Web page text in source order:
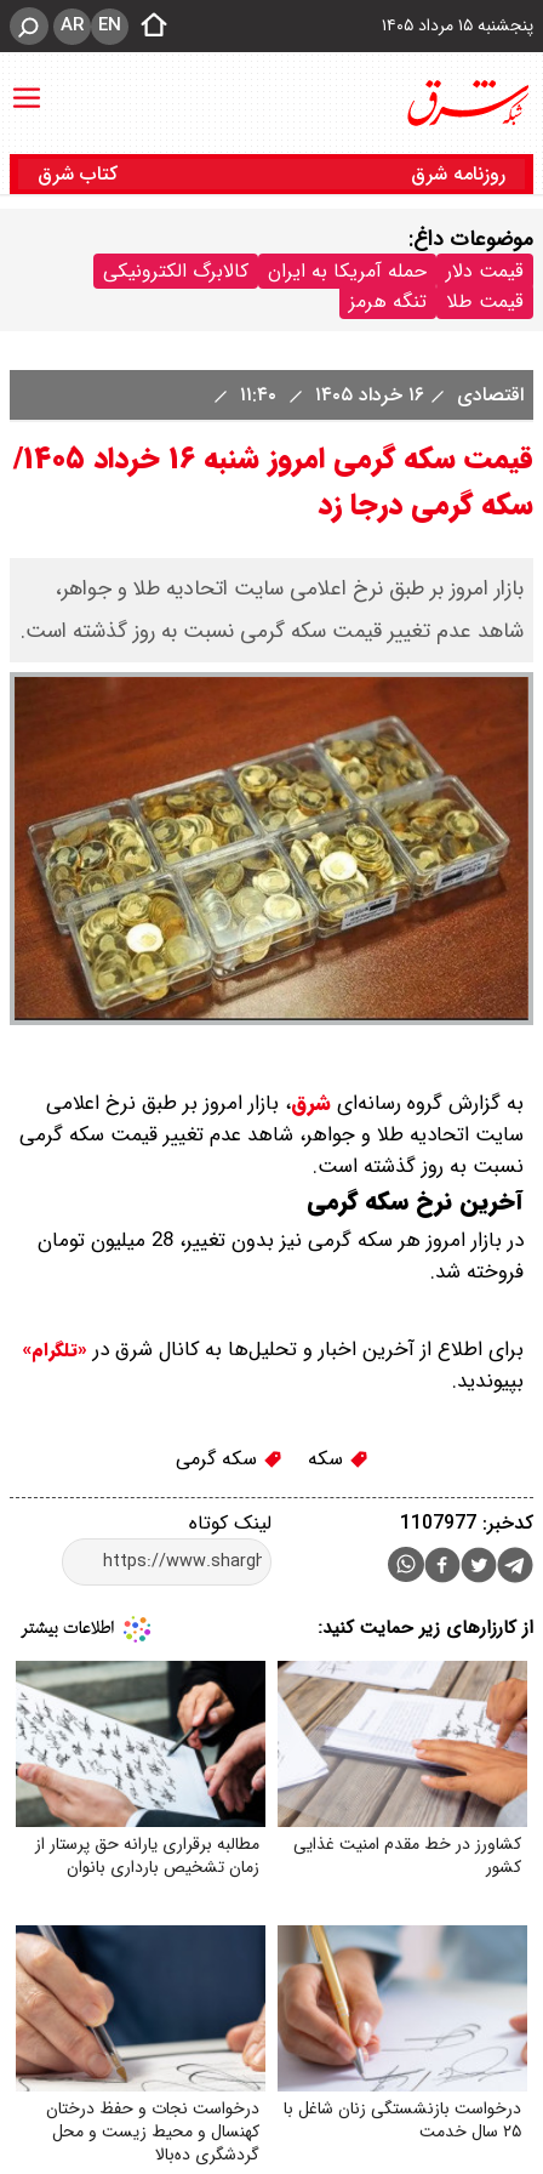
پنجشنبه ۱۵ مرداد ۱۴۰۵ EN
AR
روزنامه شرق کتاب شرق
موضوعات داغ:
قیمت دلار حمله آمریکا به ایران
کالابرگ الکترونیکی
قیمت طلا
تنگه هرمز
اقتصادی ۱۶ خرداد ۱۴۰۵
قیمت سکه گرمی امروز شنبه ۱۶ خرداد ۱۴۰۵/
سکه گرمی درجا زد
بازار امروز بر طبق نرخ اعلامی سایت اتحادیه طلا و جواهر،
شاهد عدم تغییر قیمت‌‌‌‌ سکه گرمی نسبت به روز گذشته است.
به گزارش گروه رسانه‌ایشرق، بازار امروز بر طبق نرخ اعلامی
سایت اتحادیه طلا و جواهر، شاهد عدم تغییر قیمت‌‌‌‌ سکه گرمی
نسبت به روز گذشته است.
آخرین نرخ سکه گرمی
در بازار امروز هر سکه گرمی نیز بدون تغییر، 28 میلیون تومان
فروخته شد.
برای اطلاع از آخرین اخبار و تحلیل‌ها به کانال شرق در «تلگرام»
بپیوندید.
سکه سکه گرمی
لینک کوتاه کدخبر: 1107977
از کارزارهای زیر حمایت کنید:
کشاورز در خط مقدم امنیت غذایی
کشور
مطالبه برقراری یارانه حق پرستار از
زمان تشخیص بارداری بانوان
درخواست بازنشستگی زنان شاغل با
۲۵ سال خدمت
درخواست نجات و حفظ درختان
کهنسال و محیط زیست و محل
گردشگری ده‌بالا